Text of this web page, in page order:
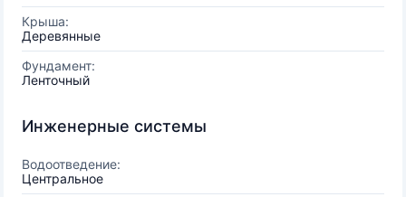
Крыша:
Деревянные
Фундамент:
Ленточный
Инженерные системы
Водоотведение:
Центральное